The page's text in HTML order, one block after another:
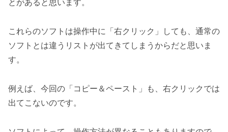
とがあると思います。
これらのソフトは操作中に「右クリック」しても、通常の
ソフトとは違うリストが出てきてしまうからだと思いま
す。
例えば、今回の「コピー＆ペースト」も、右クリックでは
出てこないのです。